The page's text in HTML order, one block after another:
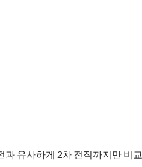
유사하게 2차 전직까지만 비교